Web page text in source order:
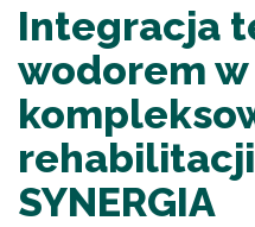
Integracja
wodorem w
SYNERGIA